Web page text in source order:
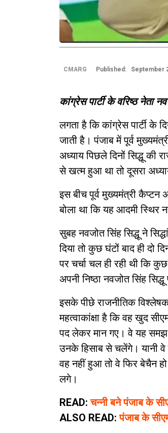
CMARG Published: September
कांग्रेस पार्टी के वरिष्ठ नेता
लगता है कि कांग्रेस पार्टी के
जाती है। पंजाब में पूर्व
अध्याय पिछले दिनों सिद्धू
से खत्म हुआ था तो दूसरा
इस बीच पूर्व मुख्यमंत्री कैप्टन
बोला था कि यह आदमी स्थिर
सुबह नवजोत सिंह सिद्धू ने
दिया तो कुछ घंटों बाद ही दो
पर चर्चा चल ही रही थी कि
अपनी निष्ठा नवजोत सिंह
इसके पीछे राजनीतिक
महत्वाकांक्षा है कि वह खुद
पद लेकर मान गए। वे यह समझ
उनके हिसाब से चलेंगे। यानी वे
वह नहीं हुआ तो वे फिर बेचैन
लगे।
READ:चन्नी बने पंजाब के
ALSO READ:पंजाब के